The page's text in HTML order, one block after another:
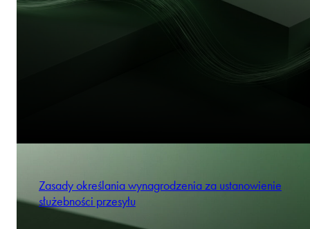
Zasady określania wynagrodzenia za ustanowienie
służebności przesyłu